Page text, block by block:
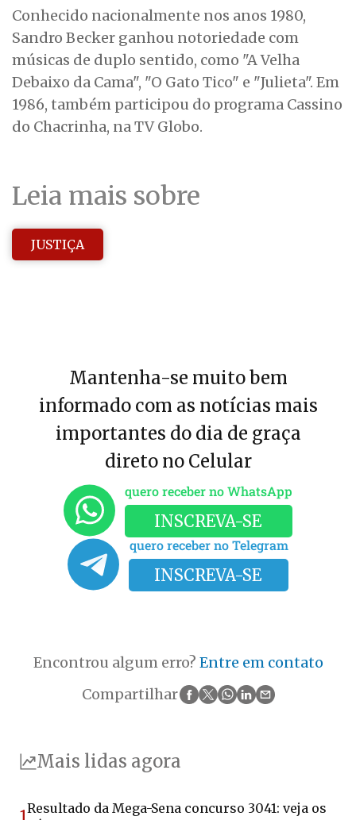
Conhecido nacionalmente nos anos 1980,
Sandro Becker ganhou notoriedade com
músicas de duplo sentido, como "A Velha
Debaixo da Cama", "O Gato Tico" e "Julieta". Em
1986, também participou do programa Cassino
do Chacrinha, na TV Globo.
Leia mais sobre
JUSTIÇA
Mantenha-se muito bem
informado com as notícias mais
importantes do dia de graça
direto no Celular
quero receber no WhatsApp
INSCREVA-SE
quero receber no Telegram
INSCREVA-SE
Encontrou algum erro? Entre em contato
Compartilhar
Mais lidas agora
Resultado da Mega-Sena concurso 3041: veja os